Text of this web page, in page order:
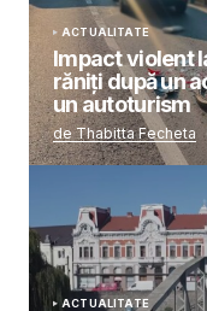
ACTUALITATE
Impact violent
răniți după un
un autoturism
de Thabitta Fecheta
ACTUALITATE